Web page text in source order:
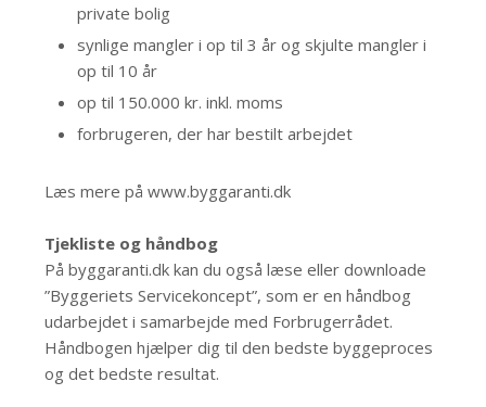
private bolig
synlige mangler i op til 3 år og skjulte mangler i
op til 10 år
op til 150.000 kr. inkl. moms
forbrugeren, der har bestilt arbejdet
Læs mere på www.byggaranti.dk
Tjekliste og håndbog
På byggaranti.dk kan du også læse eller downloade
”Byggeriets Servicekoncept”, som er en håndbog
udarbejdet i samarbejde med Forbrugerrådet.
Håndbogen hjælper dig til den bedste byggeproces
og det bedste resultat.